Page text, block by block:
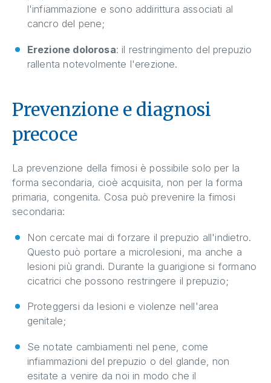
l'infiammazione e sono addirittura associati al
cancro del pene;
Erezione dolorosa: il restringimento del prepuzio
rallenta notevolmente l'erezione.
Prevenzione e diagnosi
precoce
La prevenzione della fimosi è possibile solo per la
forma secondaria, cioè acquisita, non per la forma
primaria, congenita. Cosa può prevenire la fimosi
secondaria:
Non cercate mai di forzare il prepuzio all'indietro.
Questo può portare a microlesioni, ma anche a
lesioni più grandi. Durante la guarigione si formano
cicatrici che possono restringere il prepuzio;
Proteggersi da lesioni e violenze nell'area
genitale;
Se notate cambiamenti nel pene, come
infiammazioni del prepuzio o del glande, non
esitate a venire da noi in modo che il